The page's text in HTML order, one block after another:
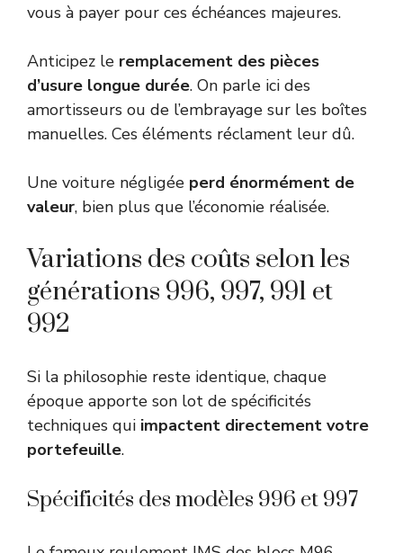
vous à payer pour ces échéances majeures.
Anticipez le remplacement des pièces
d’usure longue durée. On parle ici des
amortisseurs ou de l’embrayage sur les boîtes
manuelles. Ces éléments réclament leur dû.
Une voiture négligée perd énormément de
valeur, bien plus que l’économie réalisée.
Variations des coûts selon les
générations 996, 997, 991 et
992
Si la philosophie reste identique, chaque
époque apporte son lot de spécificités
techniques qui impactent directement votre
portefeuille.
Spécificités des modèles 996 et 997